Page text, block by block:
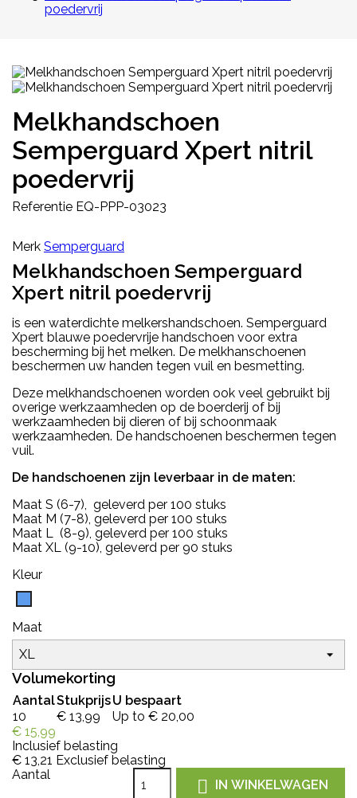
poedervrij
Melkhandschoen
Semperguard Xpert nitril
poedervrij
Referentie EQ-PPP-03023
Merk Semperguard
Melkhandschoen Semperguard
Xpert nitril poedervrij
is een waterdichte melkershandschoen. Semperguard
Xpert blauwe poedervrije handschoen voor extra
bescherming bij het melken. De melkhanschoenen
beschermen uw handen tegen vuil en besmetting.
Deze melkhandschoenen worden ook veel gebruikt bij
overige werkzaamheden op de boerderij of bij
werkzaamheden bij dieren of bij schoonmaak
werkzaamheden. De handschoenen beschermen tegen
vuil.
De handschoenen zijn leverbaar in de maten:
Maat S (6-7), geleverd per 100 stuks
Maat M (7-8), geleverd per 100 stuks
Maat L (8-9), geleverd per 100 stuks
Maat XL (9-10), geleverd per 90 stuks
Kleur
Maat
Volumekorting
AantalStukprijsU bespaart
10
€ 13,99
Up to € 20,00
€ 15,99
Inclusief belasting
€ 13,21 Exclusief belasting
Aantal
 IN WINKELWAGEN